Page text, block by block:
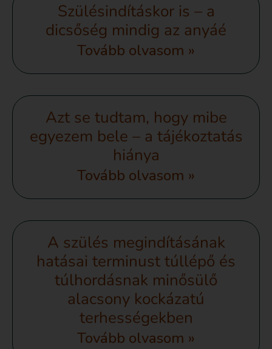
Szülésindításkor is – a
dicsőség mindig az anyáé
Tovább olvasom »
Azt se tudtam, hogy mibe
egyezem bele – a tájékoztatás
hiánya
Tovább olvasom »
A szülés megindításának
hatásai terminust túllépő és
túlhordásnak minősülő
alacsony kockázatú
terhességekben
Tovább olvasom »